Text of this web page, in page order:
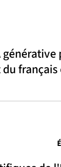
générative
français